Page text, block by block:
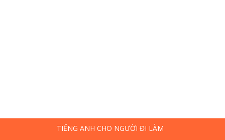
TIẾNG ANH CHO NGƯỜI ĐI LÀM